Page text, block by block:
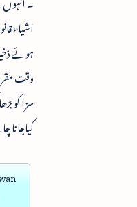
اشیاء
ہوئے
وقت
سزا کو
کیاجانا